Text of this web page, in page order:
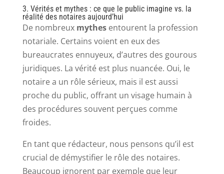
3. Vérités et mythes : ce que le public imagine vs. la
réalité des notaires aujourd’hui
De nombreux mythesentourent la profession
notariale. Certains voient en eux des
bureaucrates ennuyeux, d’autres des gourous
juridiques. La vérité est plus nuancée. Oui, le
notaire a un rôle sérieux, mais il est aussi
proche du public, offrant un visage humain à
des procédures souvent perçues comme
froides.
En tant que rédacteur, nous pensons qu’il est
crucial de démystifier le rôle des notaires.
Beaucoup ignorent par exemple que leur